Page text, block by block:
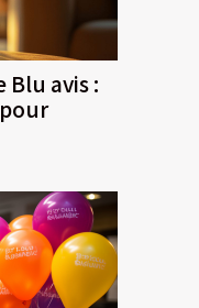
avis :